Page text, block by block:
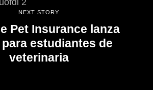
NEXT STORY
Pet Insurance lanza
estudiantes de
veterinaria